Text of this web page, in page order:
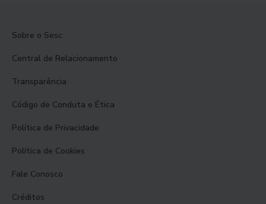
Sobre o Sesc
Central de Relacionamento
Transparência
Código de Conduta e Ética
Política de Privacidade
Política de Cookies
Fale Conosco
Créditos